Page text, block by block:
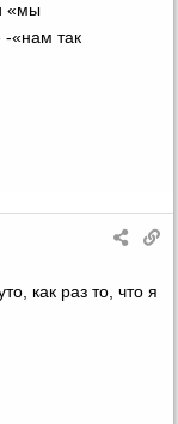
«мы
«нам так
как раз то, что я